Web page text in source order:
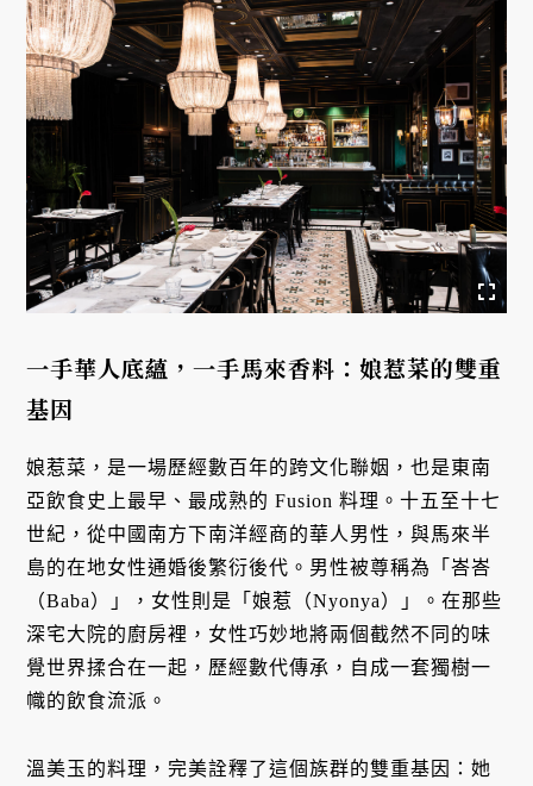
一手華人底蘊，一手馬來香料：娘惹菜的雙重
基因
娘惹菜，是一場歷經數百年的跨文化聯姻，也是東南
亞飲食史上最早、最成熟的 Fusion 料理。十五至十七
世紀，從中國南方下南洋經商的華人男性，與馬來半
島的在地女性通婚後繁衍後代。男性被尊稱為「峇峇
（Baba）」，女性則是「娘惹（Nyonya）」。在那些
深宅大院的廚房裡，女性巧妙地將兩個截然不同的味
覺世界揉合在一起，歷經數代傳承，自成一套獨樹一
幟的飲食流派。
溫美玉的料理，完美詮釋了這個族群的雙重基因：她